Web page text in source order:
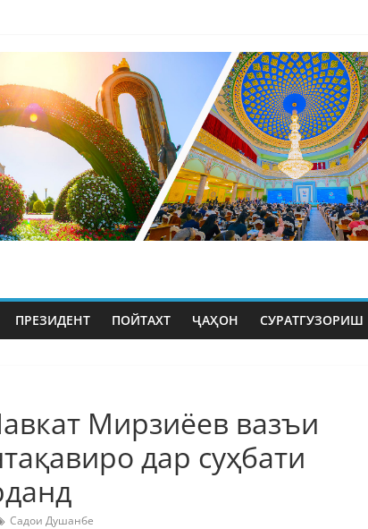
ПРЕЗИДЕНТ ПОЙТАХТ ҶАҲОН СУРАТГУЗОРИШ
Мирзиёев вазъи
дар суҳбати
Садои Душанбе